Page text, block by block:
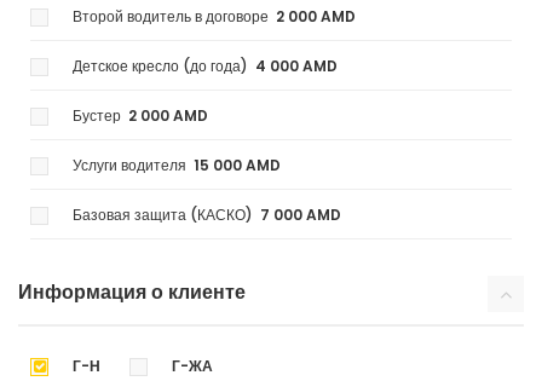
Второй водитель в договоре 2 000 AMD
Детское кресло (до года) 4 000 AMD
Бустер 2 000 AMD
Услуги водителя 15 000 AMD
Базовая защита (КАСКО) 7 000 AMD
Информация о клиенте
Г-Н Г-ЖА